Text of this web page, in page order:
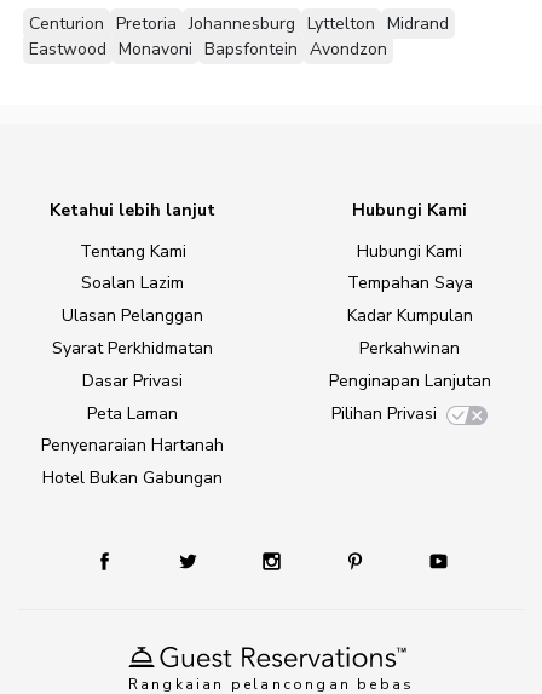
Centurion Pretoria Johannesburg Lyttelton Midrand
Eastwood Monavoni Bapsfontein Avondzon
Rangkaian pelancongan bebas
Ketahui lebih lanjut
Tentang Kami
Soalan Lazim
Ulasan Pelanggan
Syarat Perkhidmatan
Dasar Privasi
Peta Laman
Penyenaraian Hartanah
Hotel Bukan Gabungan
Hubungi Kami
Hubungi Kami
Tempahan Saya
Kadar Kumpulan
Perkahwinan
Penginapan Lanjutan
Pilihan Privasi